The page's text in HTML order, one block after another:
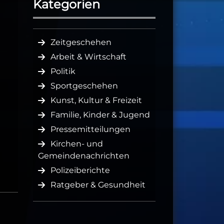
Kategorien
Zeitgeschehen
Arbeit & Wirtschaft
Politik
Sportgeschehen
Kunst, Kultur & Freizeit
Familie, Kinder & Jugend
Pressemitteilungen
Kirchen- und
Gemeindenachrichten
Polizeiberichte
Ratgeber & Gesundheit